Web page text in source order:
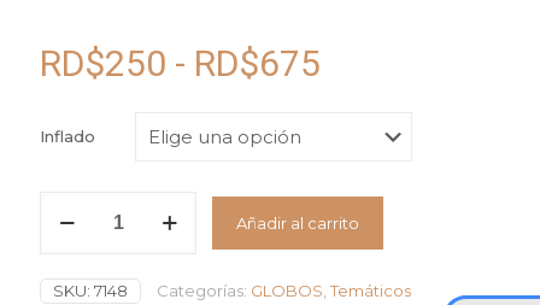
RD$250 - RD$675
precios:
RD$250
hasta
RD$675
Inflado
Metálico
#17
Añadir al carrito
SKU: 7148 Categorías: GLOBOS Temáticos